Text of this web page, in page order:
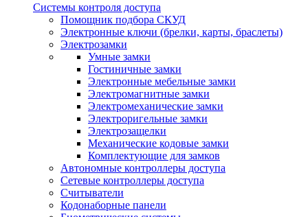
Системы контроля доступа
Помощник подбора СКУД
Электронные ключи (брелки, карты, браслеты)
Электрозамки
Умные замки
Гостиничные замки
Электронные мебельные замки
Электромагнитные замки
Электромеханические замки
Электроригельные замки
Электрозащелки
Механические кодовые замки
Комплектующие для замков
Автономные контроллеры доступа
Сетевые контроллеры доступа
Считыватели
Кодонаборные панели